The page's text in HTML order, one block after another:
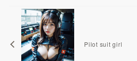
Pilot suit girl